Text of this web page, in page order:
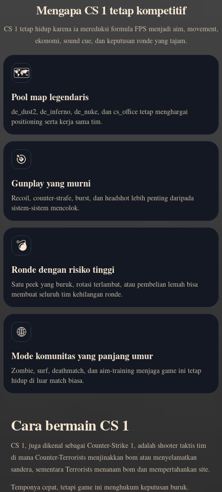
Mengapa CS 1 tetap kompetitif
CS 1 tetap hidup karena ia mereduksi formula FPS menjadi aim, movement,
ekonomi, sound cue, dan keputusan ronde yang tajam.
🗺️
Pool map legendaris
de_dust2, de_inferno, de_nuke, dan cs_office tetap menghargai
positioning serta kerja sama tim.
🎯
Gunplay yang murni
Recoil, counter-strafe, burst, dan headshot lebih penting daripada
sistem-sistem mencolok.
💣
Ronde dengan risiko tinggi
Satu peek yang buruk, rotasi terlambat, atau pembelian lemah bisa
membuat seluruh tim kehilangan ronde.
🌐
Mode komunitas yang panjang umur
Zombie, surf, deathmatch, dan aim-training menjaga game ini tetap
hidup di luar match biasa.
Cara bermain CS 1
CS 1, juga dikenal sebagai Counter-Strike 1, adalah shooter taktis tim
di mana Counter-Terrorists menjinakkan bom atau menyelamatkan
sandera, sementara Terrorists menanam bom dan mempertahankan site.
Temponya cepat, tetapi game ini menghukum keputusan buruk.